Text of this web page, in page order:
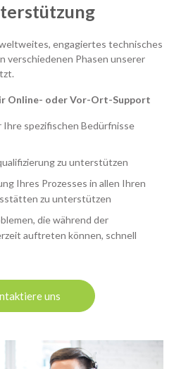
engagiertes technisches
verschiedenen Phasen unserer
Online- oder Vor-Ort-Support
spezifischen Bedürfnisse
zu unterstützen
Ihres Prozesses in allen Ihren
zu unterstützen
die während der
auftreten können, schnell
uns